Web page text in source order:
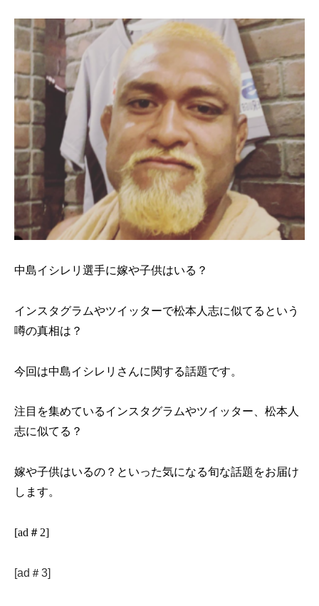
中島イシレリ選手に嫁や子供はいる？
インスタグラムやツイッターで松本人志に似てるという
噂の真相は？
今回は中島イシレリさんに関する話題です。
注目を集めているインスタグラムやツイッター、松本人
志に似てる？
嫁や子供はいるの？といった気になる旬な話題をお届け
します。
[ad＃2]
[ad＃3]